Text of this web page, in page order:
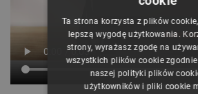
Ta strona korzysta z plików
lepszą wygodę użytkowania.
strony, wyrażasz zgodę na
wszystkich plików cookie
naszej polityki plików
użytkowników i pliki cookie